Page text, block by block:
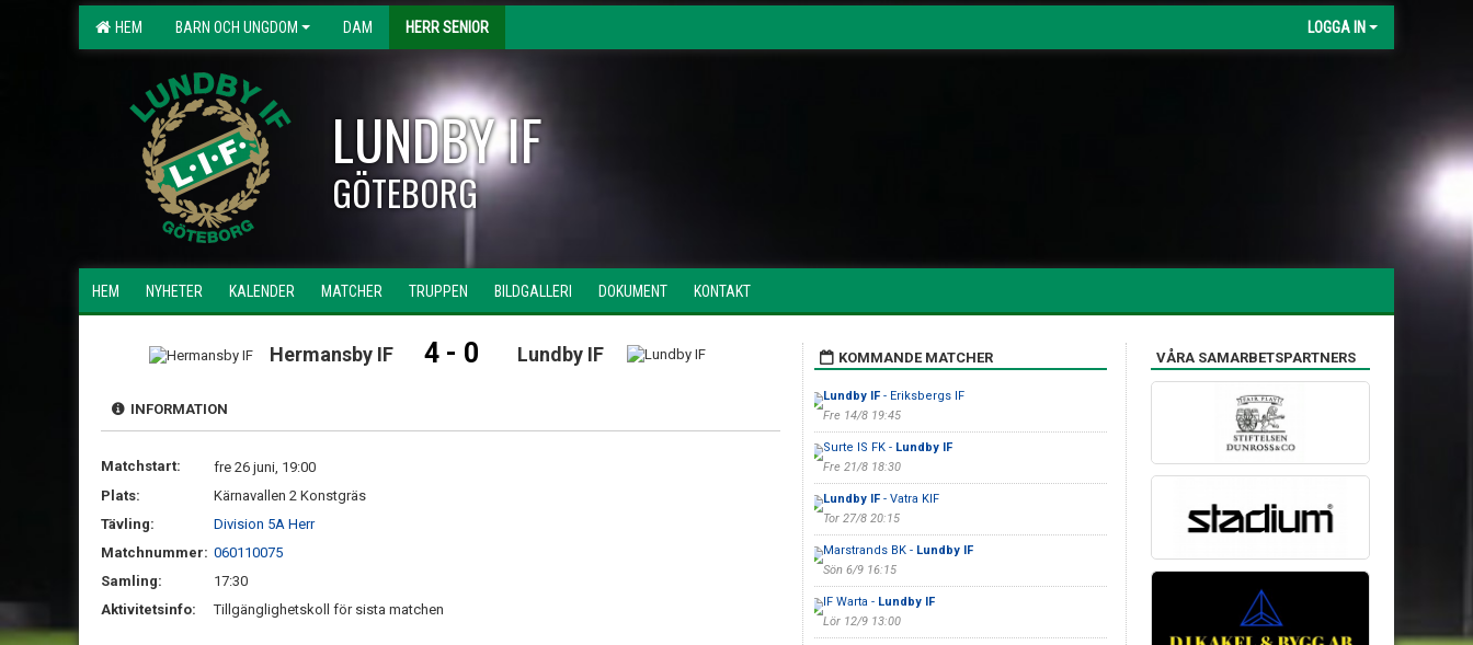
HEM BARN OCH UNGDOM DAM HERR SENIOR LOGGA IN
LUNDBY IF
GÖTEBORG
HEM NYHETER KALENDER MATCHER TRUPPEN BILDGALLERI DOKUMENT KONTAKT
Hermansby IF 4 - 0 Lundby IF
INFORMATION
Matchstart:
fre 26 juni, 19:00
Plats:
Kärnavallen 2 Konstgräs
Tävling:
Division 5A Herr
Matchnummer: 060110075
Samling:
17:30
Aktivitetsinfo:
Tillgänglighetskoll för sista matchen
KOMMANDE MATCHER
Lundby IF- Eriksbergs IF
Fre 14/8 19:45
Surte IS FK - Lundby IF
Fre 21/8 18:30
Lundby IF- Vatra KIF
Tor 27/8 20:15
Marstrands BK - Lundby IF
Sön 6/9 16:15
IF Warta - Lundby IF
Lör 12/9 13:00
VÅRA SAMARBETSPARTNERS